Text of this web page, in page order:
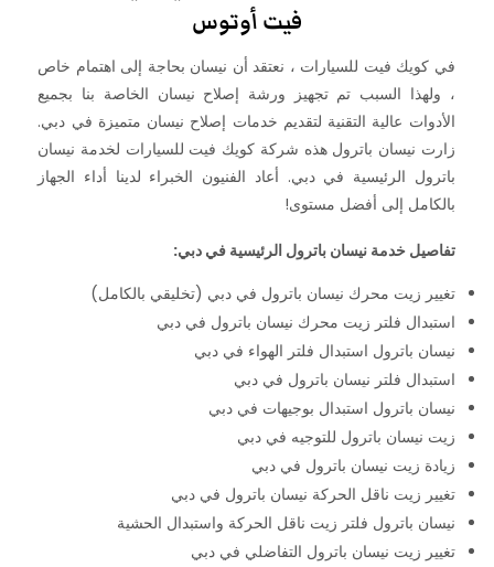
فيت أوتوس
في كويك فيت للسيارات ، نعتقد أن نيسان بحاجة إلى اهتمام خاص
، ولهذا السبب تم تجهيز ورشة إصلاح نيسان الخاصة بنا بجميع
الأدوات عالية التقنية لتقديم خدمات إصلاح نيسان متميزة في دبي.
زارت نيسان باترول هذه شركة كويك فيت للسيارات لخدمة نيسان
باترول الرئيسية في دبي. أعاد الفنيون الخبراء لدينا أداء الجهاز
بالكامل إلى أفضل مستوى!
تفاصيل خدمة نيسان باترول الرئيسية في دبي:
تغيير زيت محرك نيسان باترول في دبي (تخليقي بالكامل)
استبدال فلتر زيت محرك نيسان باترول في دبي
نيسان باترول استبدال فلتر الهواء في دبي
استبدال فلتر نيسان باترول في دبي
نيسان باترول استبدال بوجيهات في دبي
زيت نيسان باترول للتوجيه في دبي
زيادة زيت نيسان باترول في دبي
تغيير زيت ناقل الحركة نيسان باترول في دبي
نيسان باترول فلتر زيت ناقل الحركة واستبدال الحشية
تغيير زيت نيسان باترول التفاضلي في دبي